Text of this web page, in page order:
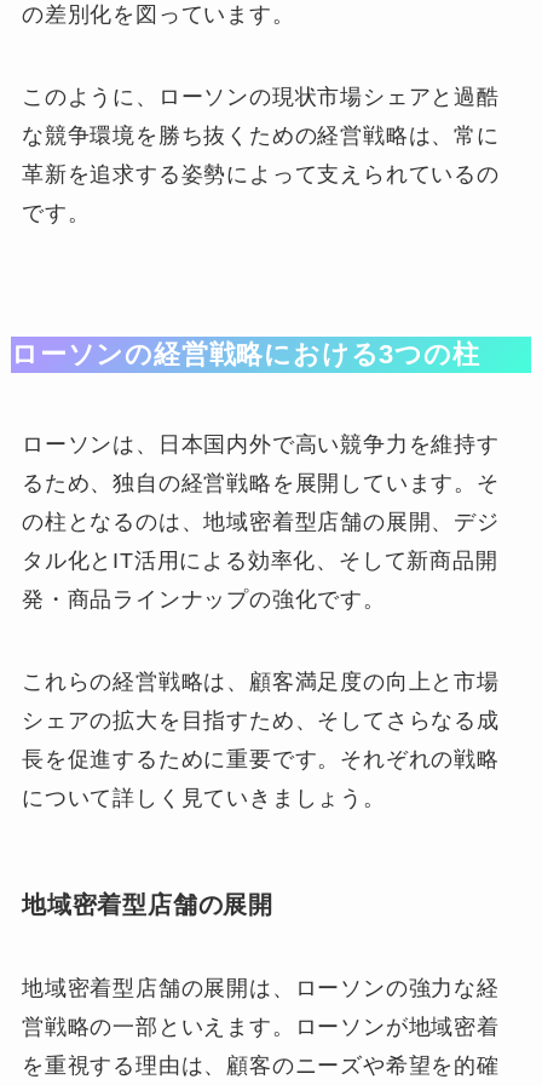
の差別化を図っています。
このように、ローソンの現状市場シェアと過酷
な競争環境を勝ち抜くための経営戦略は、常に
革新を追求する姿勢によって支えられているの
です。
ローソンの経営戦略における3つの柱
ローソンは、日本国内外で高い競争力を維持す
るため、独自の経営戦略を展開しています。そ
の柱となるのは、地域密着型店舗の展開、デジ
タル化とIT活用による効率化、そして新商品開
発・商品ラインナップの強化です。
これらの経営戦略は、顧客満足度の向上と市場
シェアの拡大を目指すため、そしてさらなる成
長を促進するために重要です。それぞれの戦略
について詳しく見ていきましょう。
地域密着型店舗の展開
地域密着型店舗の展開は、ローソンの強力な経
営戦略の一部といえます。ローソンが地域密着
を重視する理由は、顧客のニーズや希望を的確